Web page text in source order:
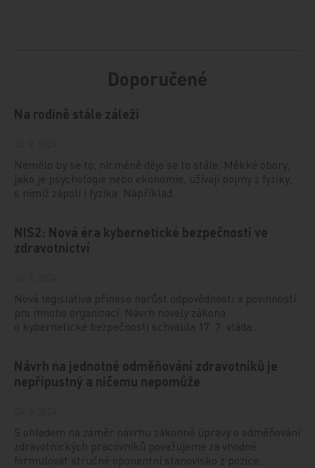
Doporučené
Na rodině stále záleží
Nemělo by se to, nicméně děje se to stále. Měkké obory,
jako je psychologie nebo ekonomie, užívají pojmy z fyziky,
s nimiž zápolí i fyzika. Například…
NIS2: Nová éra kybernetické bezpečnosti ve
zdravotnictví
Nová legislativa přinese nárůst odpovědnosti a povinností
pro mnoho organizací. Návrh novely zákona
o kybernetické bezpečnosti schválila 17. 7. vláda…
Návrh na jednotné odměňování zdravotníků je
nepřípustný a ničemu nepomůže
S ohledem na záměr návrhu zákonné úpravy o odměňování
zdravotnických pracovníků považujeme za vhodné
formulovat stručné oponentní stanovisko z pozice…